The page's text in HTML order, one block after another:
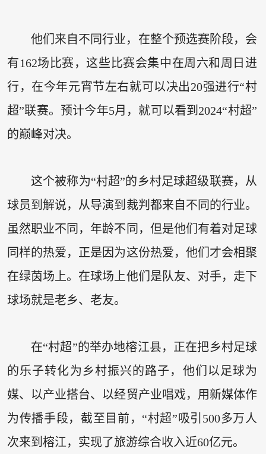
他们来自不同行业，在整个预选赛阶段，会
有162场比赛，这些比赛会集中在周六和周日进
行，在今年元宵节左右就可以决出20强进行“村
超”联赛。预计今年5月，就可以看到2024“村超”
的巅峰对决。
这个被称为“村超”的乡村足球超级联赛，从
球员到解说，从导演到裁判都来自不同的行业。
虽然职业不同，年龄不同，但是他们有着对足球
同样的热爱，正是因为这份热爱，他们才会相聚
在绿茵场上。在球场上他们是队友、对手，走下
球场就是老乡、老友。
在“村超”的举办地榕江县，正在把乡村足球
的乐子转化为乡村振兴的路子，他们以足球为
媒、以产业搭台、以经贸产业唱戏，用新媒体作
为传播手段，截至目前，“村超”吸引500多万人
次来到榕江，实现了旅游综合收入近60亿元。